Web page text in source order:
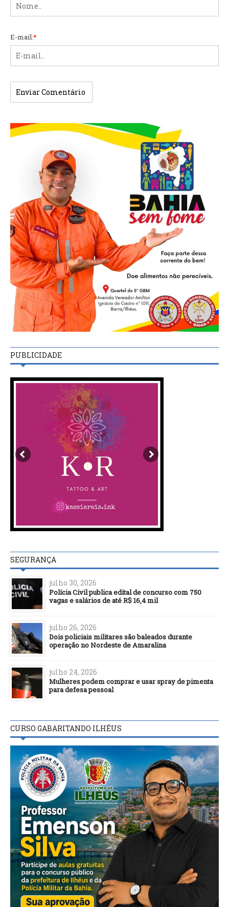
E-mail:*
PUBLICIDADE
SEGURANÇA
julho 30, 2026
Polícia Civil publica edital de concurso com 750
vagas e salários de até R$ 16,4 mil
julho 26, 2026
Dois policiais militares são baleados durante
operação no Nordeste de Amaralina
julho 24, 2026
Mulheres podem comprar e usar spray de pimenta
para defesa pessoal
CURSO GABARITANDO ILHÉUS